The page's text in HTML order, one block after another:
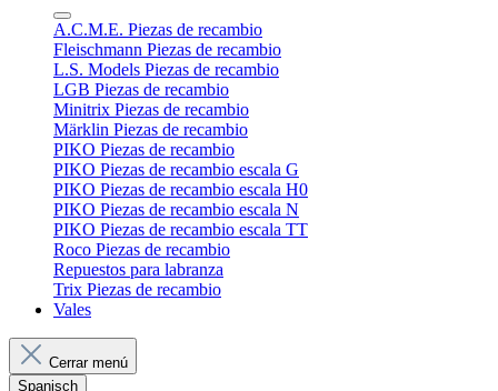
A.C.M.E. Piezas de recambio
Fleischmann Piezas de recambio
L.S. Models Piezas de recambio
LGB Piezas de recambio
Minitrix Piezas de recambio
Märklin Piezas de recambio
PIKO Piezas de recambio
PIKO Piezas de recambio escala G
PIKO Piezas de recambio escala H0
PIKO Piezas de recambio escala N
PIKO Piezas de recambio escala TT
Roco Piezas de recambio
Repuestos para labranza
Trix Piezas de recambio
Vales
Cerrar menú
Spanisch